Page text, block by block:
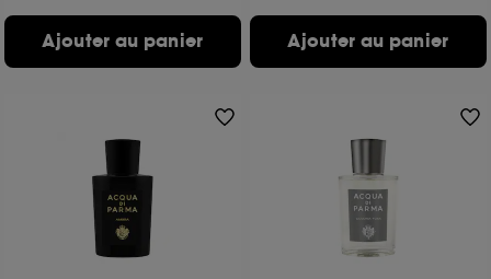
Ajouter au panier Ajouter au panier